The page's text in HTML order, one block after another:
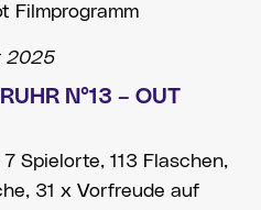
2025
N°13 – OUT
Spielorte, 113 Flaschen,
31 x Vorfreude auf